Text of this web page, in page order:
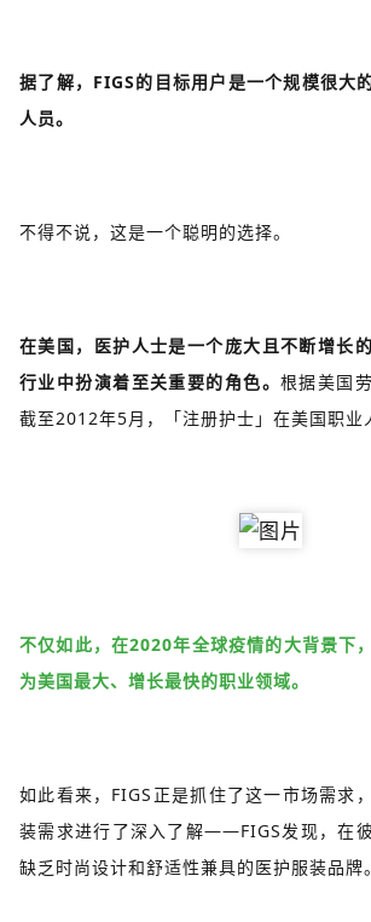
据了解，FIGS的目标用户是一个规模很
人员。
不得不说，这是一个聪明的选择。
在美国，医护人士是一个庞大且不断增长
行业中扮演着至关重要的角色。 根据美国
截至2012年5月，「注册护士」在美国职业
不仅如此，在2020年全球疫情的大背景下
为美国最大、增长最快的职业领域。
如此看来，FIGS正是抓住了这一市场需求
装需求进行了深入了解——FIGS发现，在彼
缺乏时尚设计和舒适性兼具的医护服装品牌。